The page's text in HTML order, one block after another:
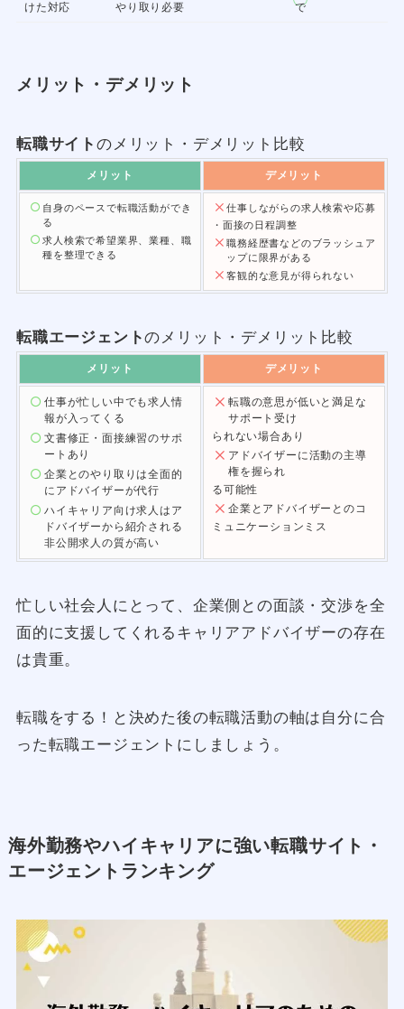
けた対応
やり取り必要
で
メリット・デメリット
転職サイト のメリット・デメリット比較
メリット デメリット
自身のペースで転職活動ができ
る
求人検索で希望業界、業種、職
種を整理できる
仕事しながらの求人検索や応募
・面接の日程調整
職務経歴書などのブラッシュア
ップに限界がある
客観的な意見が得られない
転職エージェントのメリット・デメリット比較
メリット デメリット
仕事が忙しい中でも求人情
報が入ってくる
文書修正・面接練習のサポ
ートあり
企業とのやり取りは全面的
にアドバイザーが代行
ハイキャリア向け求人はア
ドバイザーから紹介される
非公開求人の質が高い
転職の意思が低いと満足な
サポート受け
られない場合あり
アドバイザーに活動の主導
権を握られ
る可能性
企業とアドバイザーとのコ
ミュニケーションミス
忙しい社会人にとって、企業側との面談・交渉を全
面的に支援してくれるキャリアアドバイザーの存在
は貴重。
転職をする！と決めた後の転職活動の軸は自分に合
った転職エージェントにしましょう。
海外勤務やハイキャリアに強い転職サイト・
エージェントランキング